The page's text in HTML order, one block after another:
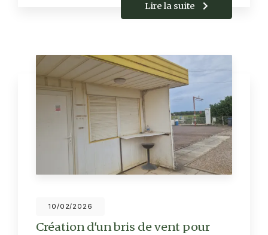
Lire la suite
10/02/2026
Création d'un bris de vent pour